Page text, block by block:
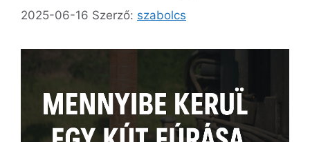
2025-06-16 Szerző: szabolcs